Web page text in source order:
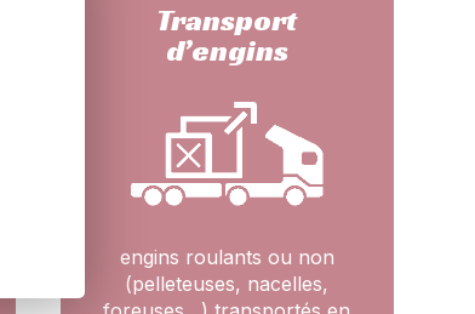
Transport
d’engins
engins roulants ou non
(pelleteuses, nacelles,